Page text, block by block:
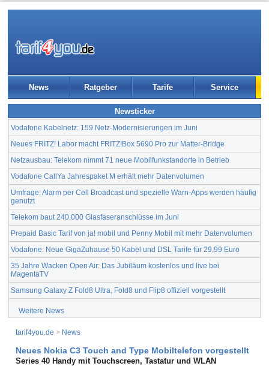
News Ratgeber Tarife Service
Newsticker
Vodafone Kabelnetz: 159 Netz-Modernisierungen im Juni
Neues FRITZ! Labor macht FRITZ!Box 5690 Pro zur Matter-Bridge
Netzausbau: Telekom nimmt 71 neue Mobilfunkstandorte in Betrieb
Vodafone CallYa Jahrespaket M erhält mehr Datenvolumen
Umfrage: Alarm per Cell Broadcast und spezielle Warn-Apps werden häufig
genutzt
Telekom baut 240.000 Glasfaseranschlüsse im Juni
Prepaid Basic Tarif von ja! mobil und Penny Mobil mit mehr Datenvolumen
Vodafone: Neue GigaZuhause 50 Kabel und DSL Tarife für 29,99 Euro
35 Jahre Wacken Open Air: Das Jubiläum kostenlos und live bei
MagentaTV
Samsung Galaxy Z Fold8 Ultra, Fold8 und Flip8 offiziell vorgestellt
Weitere News
tarif4you.de > News
Neues Nokia C3 Touch and Type Mobiltelefon vorgestellt
Series 40 Handy mit Touchscreen, Tastatur und WLAN